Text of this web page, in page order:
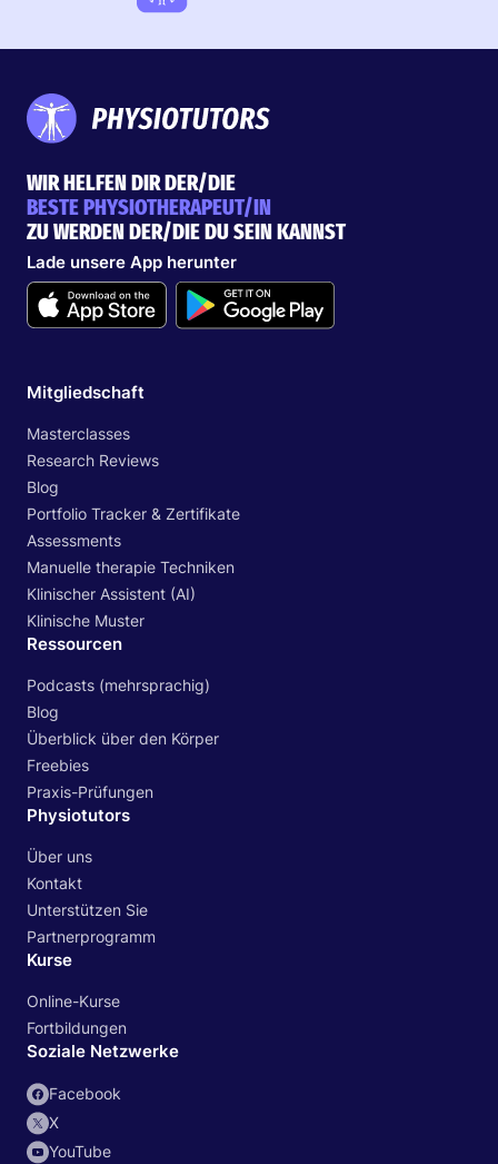
WIR HELFEN DIR DER/DIE
BESTE PHYSIOTHERAPEUT/IN
ZU WERDEN DER/DIE DU SEIN KANNST
Lade unsere App herunter
Mitgliedschaft
Masterclasses
Research Reviews
Blog
Portfolio Tracker & Zertifikate
Assessments
Manuelle therapie Techniken
Klinischer Assistent (AI)
Klinische Muster
Ressourcen
Podcasts (mehrsprachig)
Blog
Überblick über den Körper
Freebies
Praxis-Prüfungen
Physiotutors
Über uns
Kontakt
Unterstützen Sie
Partnerprogramm
Kurse
Online-Kurse
Fortbildungen
Soziale Netzwerke
Facebook
X
YouTube